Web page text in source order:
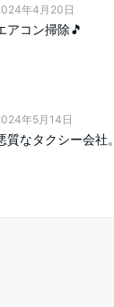
年4月20日
アコン掃除🎵
年5月14日
質なタクシー会社。